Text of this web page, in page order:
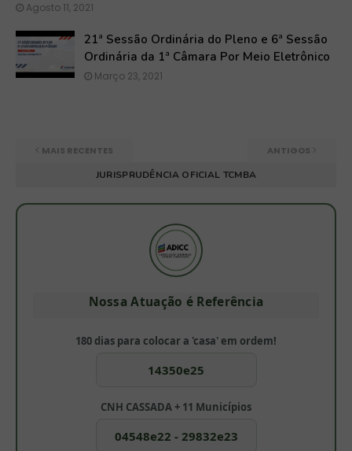
Agosto 11, 2021
21ª Sessão Ordinária do Pleno e 6ª Sessão
Ordinária da 1ª Câmara Por Meio Eletrônico
Março 23, 2021
MAIS RECENTES
ANTIGOS
JURISPRUDÊNCIA OFICIAL TCMBA
Nossa Atuação é Referência
180 dias para colocar a 'casa' em ordem!
14350e25
CNH CASSADA + 11 Municípios
04548e22 - 29832e23